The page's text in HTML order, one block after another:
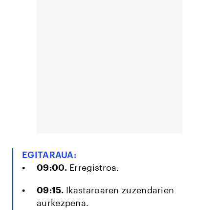
EGITARAUA:
09:00.Erregistroa.
09:15.Ikastaroaren zuzendarien
aurkezpena.